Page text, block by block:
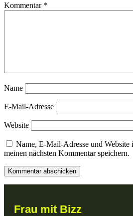
Kommentar *
Name
E-Mail-Adresse
Website
Name, E-Mail-Adresse und Website
meinen nächsten Kommentar speichern.
Frau mit Bizz